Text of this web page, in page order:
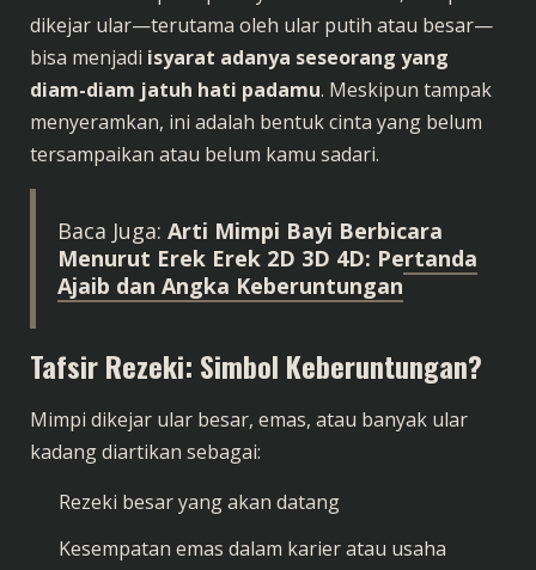
dikejar ular—terutama oleh ular putih atau besar—
bisa menjadi isyarat adanya seseorang yang
diam-diam jatuh hati padamu. Meskipun tampak
menyeramkan, ini adalah bentuk cinta yang belum
tersampaikan atau belum kamu sadari.
Baca Juga: Arti Mimpi Bayi Berbicara
Menurut Erek Erek 2D 3D 4D: Pertanda
Ajaib dan Angka Keberuntungan
Tafsir Rezeki: Simbol Keberuntungan?
Mimpi dikejar ular besar, emas, atau banyak ular
kadang diartikan sebagai:
Rezeki besar yang akan datang
Kesempatan emas dalam karier atau usaha